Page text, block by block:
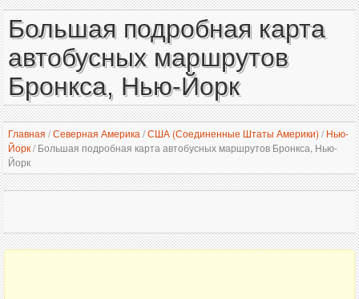
Большая подробная карта
автобусных маршрутов
Бронкса, Нью-Йорк
Главная /Северная Америка /США (Соединенные Штаты Америки) / Нью-
Йорк/Большая подробная карта автобусных маршрутов Бронкса, Нью-
Йорк